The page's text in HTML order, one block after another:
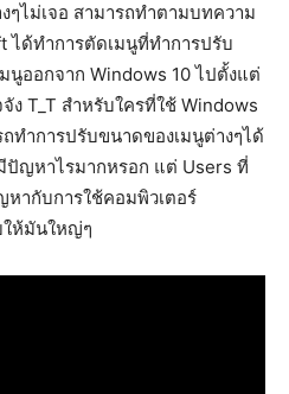
ๆไม่เจอ สามารถทำตามบทความ
ได้ทำการตัดเมนูที่ทำการปรับ
ออกจาก Windows 10 ไปตั้งแต่
ง T_T สำหรับใครที่ใช้ Windows
ทำการปรับขนาดของเมนูต่างๆได้
ปัญหาไรมากหรอก แต่ Users ที่
ากับการใช้คอมพิวเตอร์
ให้มันใหญ่ๆ